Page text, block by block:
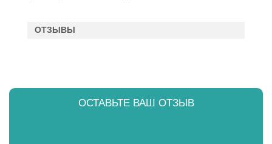
ОТЗЫВЫ
ОСТАВЬТЕ ВАШ ОТЗЫВ